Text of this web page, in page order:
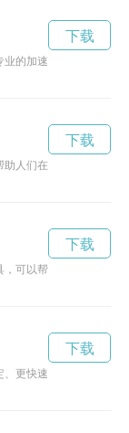
的加速器服务，让用
下载
人们在日常生活和工
下载
可以帮助用户加速网
下载
更快速的网络加速服
下载